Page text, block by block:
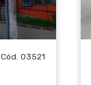
Cód. 03521